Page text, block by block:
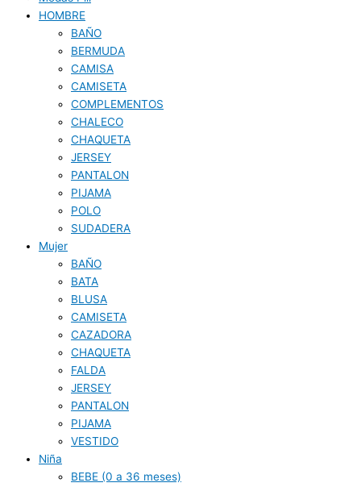
HOMBRE
BAÑO
BERMUDA
CAMISA
CAMISETA
COMPLEMENTOS
CHALECO
CHAQUETA
JERSEY
PANTALON
PIJAMA
POLO
SUDADERA
Mujer
BAÑO
BATA
BLUSA
CAMISETA
CAZADORA
CHAQUETA
FALDA
JERSEY
PANTALON
PIJAMA
VESTIDO
Niña
BEBE (0 a 36 meses)